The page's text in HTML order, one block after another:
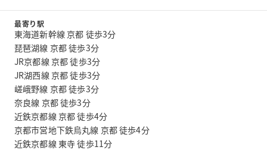
最寄り駅
東海道新幹線 京都 徒歩3分
琵琶湖線 京都 徒歩3分
JR京都線 京都 徒歩3分
JR湖西線 京都 徒歩3分
嵯峨野線 京都 徒歩3分
奈良線 京都 徒歩3分
近鉄京都線 京都 徒歩4分
京都市営地下鉄烏丸線 京都 徒歩4分
近鉄京都線 東寺 徒歩11分